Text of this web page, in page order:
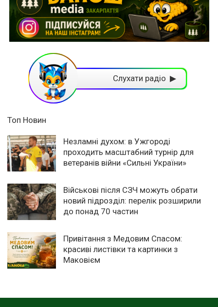
Слухати радіо ▶
Топ Новин
Незламні духом: в Ужгороді
проходить масштабний турнір для
ветеранів війни «Сильні України»
Військові після СЗЧ можуть обрати
новий підрозділ: перелік розширили
до понад 70 частин
Привітання з Медовим Спасом:
красиві листівки та картинки з
Маковієм